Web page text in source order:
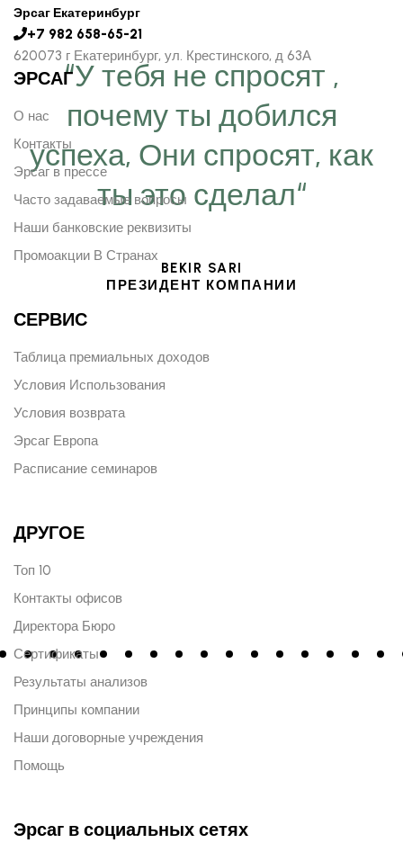
“У тебя не спросят ,
почему ты добился
успеха, Они спросят, как
ты это сделал“
BEKIR SARI
ПРЕЗИДЕНТ КОМПАНИИ
Эрсаг Екатеринбург
+7 982 658-65-21
620073 г Екатеринбург, ул. Крестинского, д 63А
ЭРСАГ
О нас
Контакты
Эрсаг в прессе
Часто задаваемые вопросы
Наши банковские реквизиты
Промоакции В Странах
СЕРВИС
Таблица премиальных доходов
Условия Использования
Условия возврата
Эрсаг Европа
Расписание семинаров
ДРУГОЕ
Топ 10
Контакты офисов
Директора Бюро
Сертификаты
Результаты анализов
Принципы компании
Наши договорные учреждения
Помощь
Эрсаг в социальных сетях